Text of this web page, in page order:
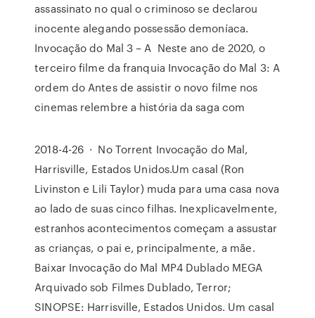
assassinato no qual o criminoso se declarou
inocente alegando possessão demoníaca.
Invocação do Mal 3 – A Neste ano de 2020, o
terceiro filme da franquia Invocação do Mal 3: A
ordem do Antes de assistir o novo filme nos
cinemas relembre a história da saga com
2018-4-26 · No Torrent Invocação do Mal,
Harrisville, Estados Unidos.Um casal (Ron
Livinston e Lili Taylor) muda para uma casa nova
ao lado de suas cinco filhas. Inexplicavelmente,
estranhos acontecimentos começam a assustar
as crianças, o pai e, principalmente, a mãe.
Baixar Invocação do Mal MP4 Dublado MEGA
Arquivado sob Filmes Dublado, Terror;
SINOPSE: Harrisville, Estados Unidos. Um casal